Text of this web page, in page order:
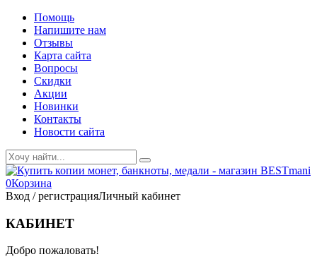
Помощь
Напишите нам
Отзывы
Карта сайта
Вопросы
Скидки
Акции
Новинки
Контакты
Новости сайта
0Корзина
Вход / регистрацияЛичный кабинет
КАБИНЕТ
Добро пожаловать!